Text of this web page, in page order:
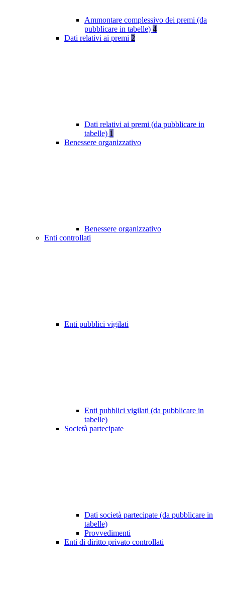
Ammontare complessivo dei premi (da
pubblicare in tabelle) 4
Dati relativi ai premi 2
Dati relativi ai premi (da pubblicare in
tabelle) 1
Benessere organizzativo
Benessere organizzativo
Enti controllati
Enti pubblici vigilati
Enti pubblici vigilati (da pubblicare in
tabelle)
Società partecipate
Dati società partecipate (da pubblicare in
tabelle)
Provvedimenti
Enti di diritto privato controllati